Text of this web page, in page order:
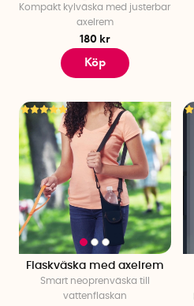
Kompakt kylväska med justerbar
axelrem
180 kr
Köp
Flaskväska med axelrem
Smart neoprenväska till
vattenflaskan